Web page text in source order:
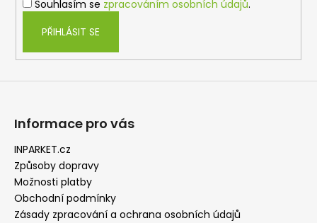
u
Souhlasím se zpracováním osobních údajů.
PŘIHLÁSIT SE
Informace pro vás
INPARKET.cz
Způsoby dopravy
Možnosti platby
Obchodní podmínky
Zásady zpracování a ochrana osobních údajů